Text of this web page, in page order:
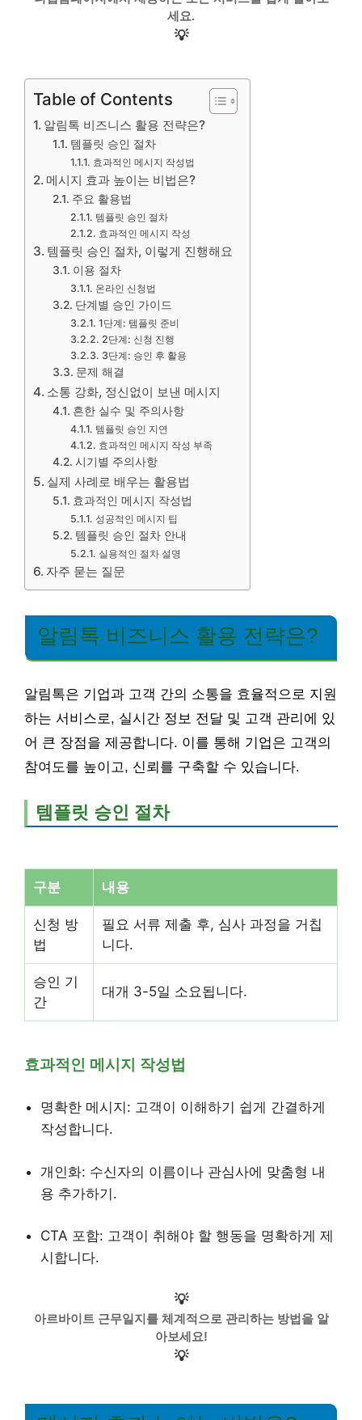
세요.
💡
Table of Contents
알림톡 비즈니스 활용 전략은?
템플릿 승인 절차
효과적인 메시지 작성법
메시지 효과 높이는 비법은?
주요 활용법
템플릿 승인 절차
효과적인 메시지 작성
템플릿 승인 절차, 이렇게 진행해요
이용 절차
온라인 신청법
단계별 승인 가이드
1단계: 템플릿 준비
2단계: 신청 진행
3단계: 승인 후 활용
문제 해결
소통 강화, 정신없이 보낸 메시지
흔한 실수 및 주의사항
템플릿 승인 지연
효과적인 메시지 작성 부족
시기별 주의사항
실제 사례로 배우는 활용법
효과적인 메시지 작성법
성공적인 메시지 팁
템플릿 승인 절차 안내
실용적인 절차 설명
자주 묻는 질문
알림톡 비즈니스 활용 전략은?
알림톡은 기업과 고객 간의 소통을 효율적으로 지원
하는 서비스로, 실시간 정보 전달 및 고객 관리에 있
어 큰 장점을 제공합니다. 이를 통해 기업은 고객의
참여도를 높이고, 신뢰를 구축할 수 있습니다.
템플릿 승인 절차
구분 내용
신청 방
법
필요 서류 제출 후, 심사 과정을 거칩
니다.
승인 기
간
대개 3-5일 소요됩니다.
효과적인 메시지 작성법
명확한 메시지: 고객이 이해하기 쉽게 간결하게
작성합니다.
개인화: 수신자의 이름이나 관심사에 맞춤형 내
용 추가하기.
CTA 포함: 고객이 취해야 할 행동을 명확하게 제
시합니다.
💡
아르바이트 근무일지를 체계적으로 관리하는 방법을 알
아보세요!
💡